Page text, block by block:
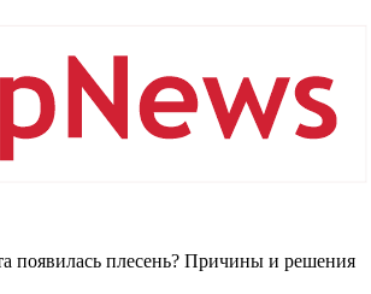
появилась плесень? Причины и решения